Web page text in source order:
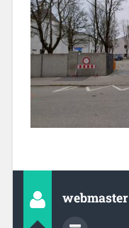
webmaster